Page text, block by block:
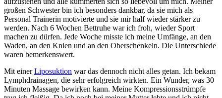
großen Schwester bin ich besonders dankbar, da sie mich als
Personal Trainerin motivierte und sie mir half wieder stärker zu
werden. Nach 6 Wochen Bettruhe war ich froh, wieder Sport
machen zu dürfen. Jede Woche misste ich meine Umfänge, an den
Waden, an den Knien und an den Oberschenkeln. Die Unterschiede
waren bemerkenswert.
Mit einerLiposuktion war das dennoch nicht alles getan. Ich bekam
Lymphdrainagen, die sehr erfolgreich wirkten. Ein Wunder, was 30
Minuten Massage bewirken kann. Meine Kompressionsstrümpfe